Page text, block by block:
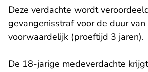
Deze verdachte wordt
gevangenisstraf voor de duur
voorwaardelijk (proeftijd 3 jaren).
De 18-jarige medeverdachte